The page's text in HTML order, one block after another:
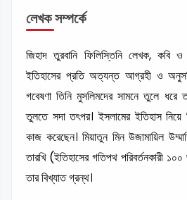
লেখক সম্পর্কে
জিহাদ তুরবানি ফিলিস্তিনি লেখক, কবি
ইতিহাসের প্রতি অত্যন্ত আগ্রহী ও
গবেষণা তিনি মুসলিমদের সামনে তুলে
তুলতে সদা তৎপর। ইসলামের ইতিহাস নিয়ে
কাজ করেছেন। মিয়াতুন মিন উজামায়িল
তারখি (ইতিহাসের গতিপথ পরিবর্তনকারী
তার বিখ্যাত গ্রন্থ।